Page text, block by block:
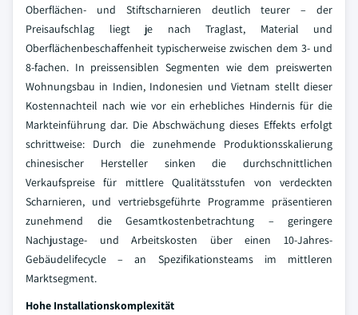
Oberflächen- und Stiftscharnieren deutlich teurer – der
Preisaufschlag liegt je nach Traglast, Material und
Oberflächenbeschaffenheit typischerweise zwischen dem 3- und
8-fachen. In preissensiblen Segmenten wie dem preiswerten
Wohnungsbau in Indien, Indonesien und Vietnam stellt dieser
Kostennachteil nach wie vor ein erhebliches Hindernis für die
Markteinführung dar. Die Abschwächung dieses Effekts erfolgt
schrittweise: Durch die zunehmende Produktionsskalierung
chinesischer Hersteller sinken die durchschnittlichen
Verkaufspreise für mittlere Qualitätsstufen von verdeckten
Scharnieren, und vertriebsgeführte Programme präsentieren
zunehmend die Gesamtkostenbetrachtung – geringere
Nachjustage- und Arbeitskosten über einen 10-Jahres-
Gebäudelifecycle – an Spezifikationsteams im mittleren
Marktsegment.
Hohe Installationskomplexität